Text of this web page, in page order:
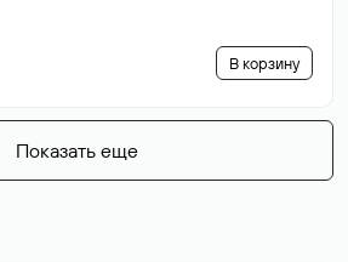
В корзину
Показать еще